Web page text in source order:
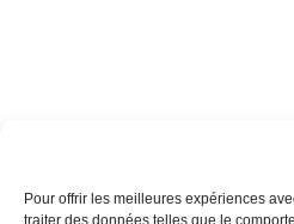
Pour offrir les meilleures expériences
traiter des données telles que le